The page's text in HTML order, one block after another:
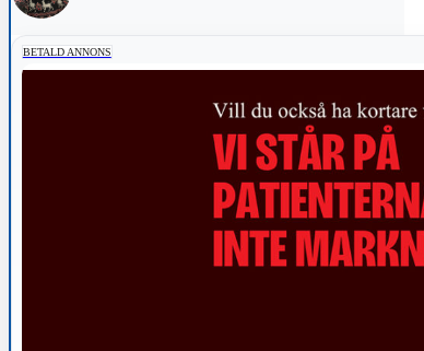
BETALD ANNONS